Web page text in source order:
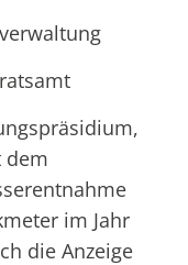
dem
im Jahr
die Anzeige